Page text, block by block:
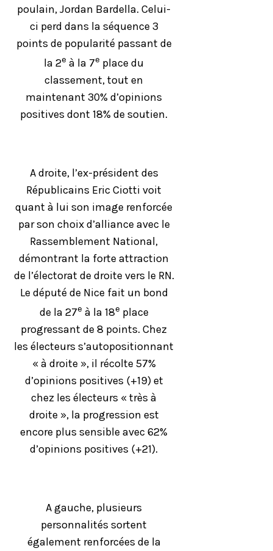
poulain, Jordan Bardella. Celui-
ci perd dans la séquence 3
points de popularité passant de
la 2e à la 7e place du
classement, tout en
maintenant 30% d’opinions
positives dont 18% de soutien.
A droite, l’ex-président des
Républicains Eric Ciotti voit
quant à lui son image renforcée
par son choix d’alliance avec le
Rassemblement National,
démontrant la forte attraction
de l’électorat de droite vers le RN.
Le député de Nice fait un bond
de la 27e à la 18e place
progressant de 8 points. Chez
les électeurs s’autopositionnant
« à droite », il récolte 57%
d’opinions positives (+19) et
chez les électeurs « très à
droite », la progression est
encore plus sensible avec 62%
d’opinions positives (+21).
A gauche, plusieurs
personnalités sortent
également renforcées de la